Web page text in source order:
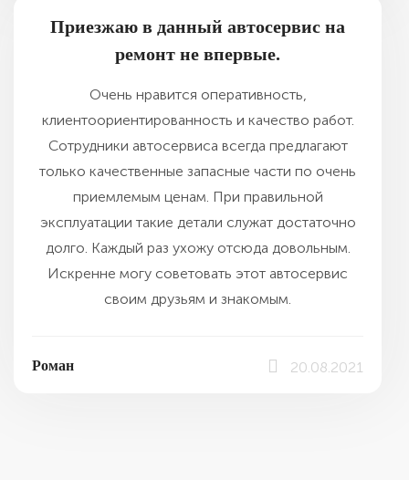
Приезжаю в данный автосервис на
ремонт не впервые.
Очень нравится оперативность,
клиентоориентированность и качество работ.
Сотрудники автосервиса всегда предлагают
только качественные запасные части по очень
приемлемым ценам. При правильной
эксплуатации такие детали служат достаточно
долго. Каждый раз ухожу отсюда довольным.
Искренне могу советовать этот автосервис
своим друзьям и знакомым.
Роман 20.08.2021